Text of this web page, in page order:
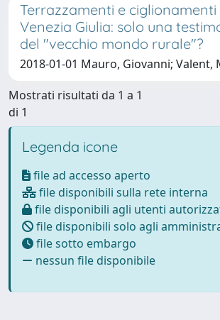
Terrazzamenti e ciglionamenti
Venezia Giulia: solo una
del "vecchio mondo rurale"?
2018-01-01 Mauro, Giovanni; Valent,
Mostrati risultati da 1 a 1
di 1
Legenda icone
file ad accesso aperto
file disponibili sulla rete interna
file disponibili agli utenti
file disponibili solo agli
file sotto embargo
nessun file disponibile